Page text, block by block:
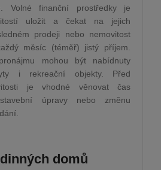
Volné finanční prostředky je
uložit a čekat na jejich
prodeji nebo nemovitost
měsíc (téměř) jistý příjem.
mohou být nabídnuty
i rekreační objekty. Před
je vhodné věnovat čas
úpravy nebo změnu
domů